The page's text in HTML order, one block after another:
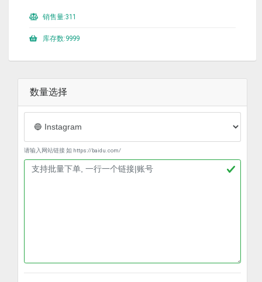
销售量:311
库存数:9999
数量选择
请输入网站链接 如 https://baidu.com/